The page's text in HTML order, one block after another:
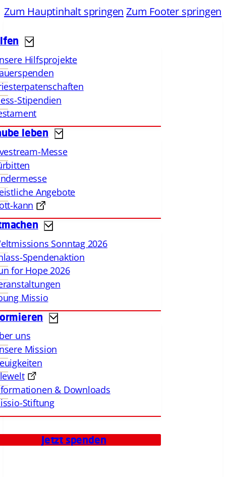
Zum Hauptinhalt springen Zum Footer springen
Hilfsprojekte
Stipendien
leben
Messe
Angebote
kann
Sonntag 2026
Spendenaktion
for Hope 2026
Missio
uns
Mission
& Downloads
Stiftung
Jetzt spenden